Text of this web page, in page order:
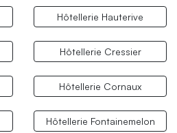
Hôtellerie Hauterive
Hôtellerie Cressier
Hôtellerie Cornaux
Hôtellerie Fontainemelon